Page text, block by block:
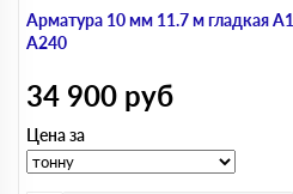
Арматура 10 мм 11.7 м гладкая А1
А240
34 900 руб
Цена за